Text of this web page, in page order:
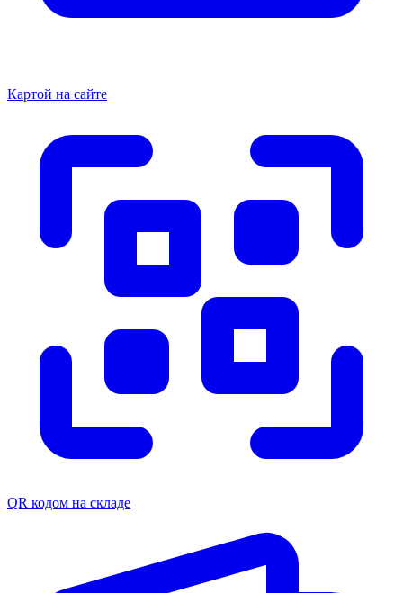
Картой на сайте
QR кодом на складе